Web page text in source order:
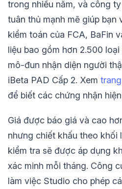
trong nhiều năm, và công
tuân thủ mạnh mẽ giúp
kiểm toán của FCA, BaFin
liệu bao gồm hơn 2.500
mô-đun nhận diện người
iBeta PAD Cấp 2. Xem
để biết các chứng nhận
Giá được báo giá và cao
nhưng chiết khấu theo khối
kiểm tra sẽ được áp dụng
xác minh mỗi tháng. Công
làm việc Studio cho phép